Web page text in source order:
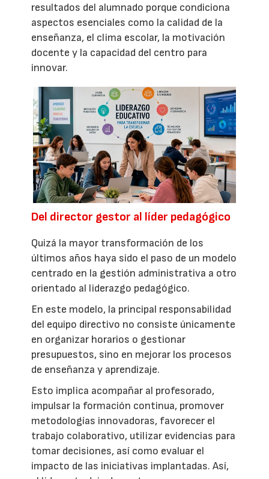
resultados del alumnado porque condiciona
aspectos esenciales como la calidad de la
enseñanza, el clima escolar, la motivación
docente y la capacidad del centro para
innovar.
Del director gestor al líder pedagógico
Quizá la mayor transformación de los
últimos años haya sido el paso de un modelo
centrado en la gestión administrativa a otro
orientado al liderazgo pedagógico.
En este modelo, la principal responsabilidad
del equipo directivo no consiste únicamente
en organizar horarios o gestionar
presupuestos, sino en mejorar los procesos
de enseñanza y aprendizaje.
Esto implica acompañar al profesorado,
impulsar la formación continua, promover
metodologías innovadoras, favorecer el
trabajo colaborativo, utilizar evidencias para
tomar decisiones, así como evaluar el
impacto de las iniciativas implantadas. Así,